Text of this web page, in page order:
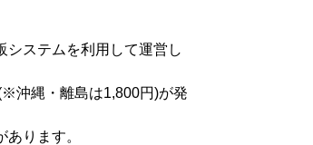
システムを利用して運営し
沖縄・離島は1,800円)が発
ります。